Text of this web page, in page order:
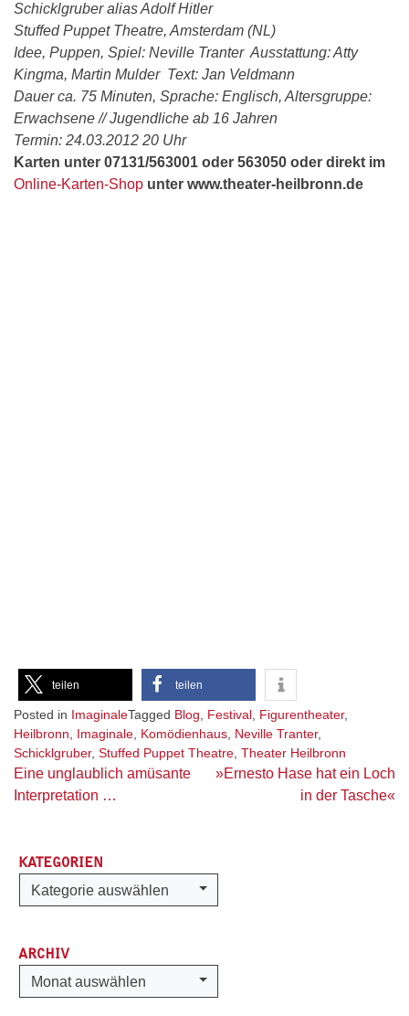
Schicklgruber alias Adolf Hitler
Stuffed Puppet Theatre, Amsterdam (NL)
Idee, Puppen, Spiel: Neville Tranter Ausstattung: Atty
Kingma, Martin Mulder Text: Jan Veldmann
Dauer ca. 75 Minuten, Sprache: Englisch, Altersgruppe:
Erwachsene // Jugendliche ab 16 Jahren
Termin: 24.03.2012 20 Uhr
Karten unter 07131/563001 oder 563050 oder direkt im
Online-Karten-Shop unter www.theater-heilbronn.de
teilen teilen
Posted in ImaginaleTagged Blog Festival Figurentheater,
Heilbronn
Imaginale Komödienhaus Neville Tranter,
Schicklgruber, Stuffed Puppet Theatre Theater Heilbronn
Beitragsnavigation
Eine unglaublich amüsante
Interpretation …
»Ernesto Hase hat ein Loch
in der Tasche«
KATEGORIEN
Kategorien
Kategorie auswählen
ARCHIV
Archiv
Monat auswählen